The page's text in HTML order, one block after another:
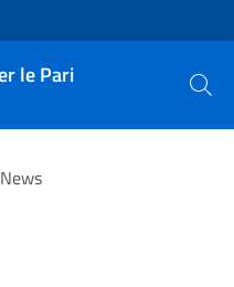
le Pari
Cerca
News